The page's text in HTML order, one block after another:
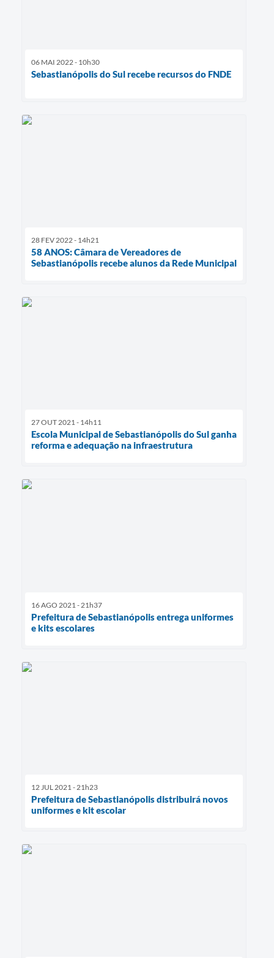
06 MAI 2022 - 10h30
Sebastianópolis do Sul recebe recursos do FNDE
28 FEV 2022 - 14h21
58 ANOS: Câmara de Vereadores de
Sebastianópolis recebe alunos da Rede Municipal
27 OUT 2021 - 14h11
Escola Municipal de Sebastianópolis do Sul ganha
reforma e adequação na infraestrutura
16 AGO 2021 - 21h37
Prefeitura de Sebastianópolis entrega uniformes
e kits escolares
12 JUL 2021 - 21h23
Prefeitura de Sebastianópolis distribuirá novos
uniformes e kit escolar